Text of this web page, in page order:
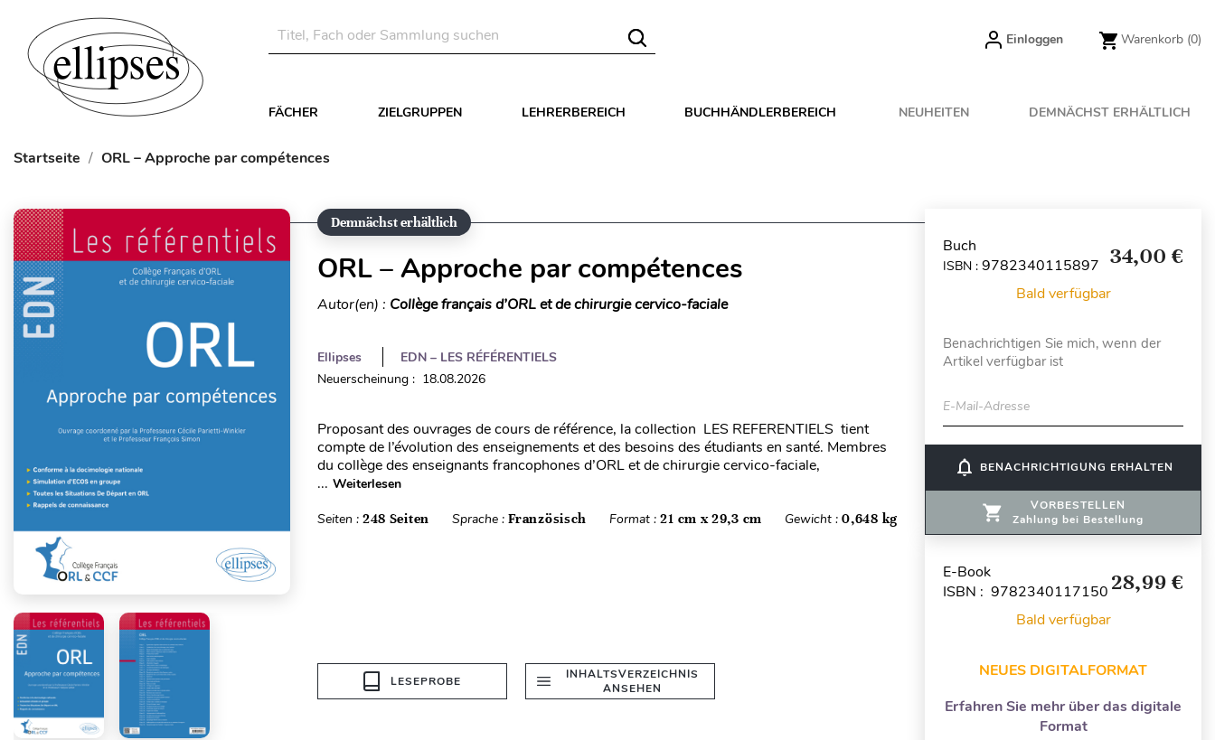
Einloggen Warenkorb (0)
FÄCHER ZIELGRUPPEN LEHRERBEREICH BUCHHÄNDLERBEREICH NEUHEITEN DEMNÄCHST ERHÄLTLICH
Startseite ORL – Approche par compétences
Demnächst erhältlich
ORL – Approche par compétences
Autor(en) : Collège français d’ORL et de chirurgie cervico-faciale
Ellipses
EDN – LES RÉFÉRENTIELS
Neuerscheinung : 18.08.2026
Proposant des ouvrages de cours de référence, la collection LES REFERENTIELS tient
compte de l’évolution des enseignements et des besoins des étudiants en santé. Membres
du collège des enseignants francophones d’ORL et de chirurgie cervico-faciale,
... Weiterlesen
Seiten : 248 Seiten Sprache :Französisch Format :21 cm x 29,3 cm Gewicht :0,648 kg
LESEPROBE
INHALTSVERZEICHNIS
ANSEHEN
Buch
ISBN : 9782340115897 34,00 €
Bald verfügbar
Benachrichtigen Sie mich, wenn der
Artikel verfügbar ist
E-Mail-Adresse
notifications_none BENACHRICHTIGUNG ERHALTEN
VORBESTELLEN
Zahlung bei Bestellung
E-Book
ISBN : 9782340117150 28,99 €
Bald verfügbar
NEUES DIGITALFORMAT
Erfahren Sie mehr über das digitale
Format